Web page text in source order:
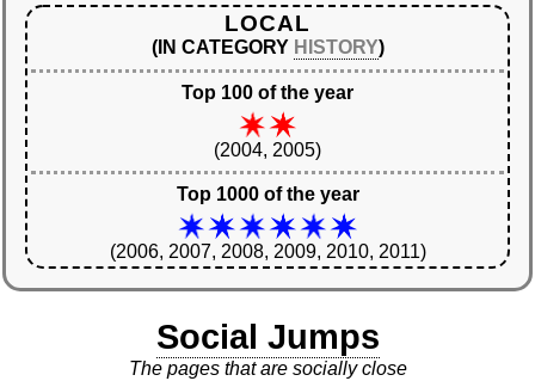
LOCAL
(IN CATEGORY HISTORY)
Top 100 of the year
(2004, 2005)
Top 1000 of the year
(2006, 2007, 2008, 2009, 2010, 2011)
Social Jumps
The pages that are socially close